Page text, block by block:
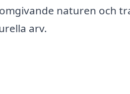
naturen och
arv.